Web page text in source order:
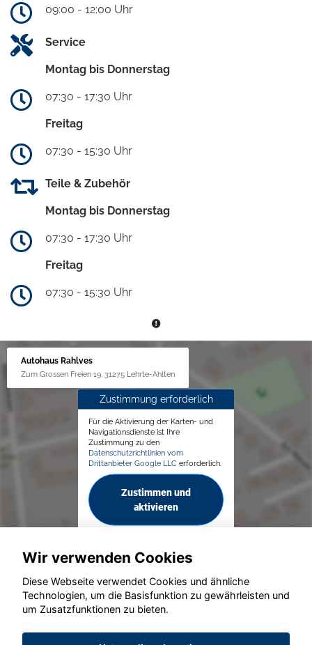
09:00 - 12:00 Uhr
Service
Montag bis Donnerstag
07:30 - 17:30 Uhr
Freitag
07:30 - 15:30 Uhr
Teile & Zubehör
Montag bis Donnerstag
07:30 - 17:30 Uhr
Freitag
07:30 - 15:30 Uhr
Autohaus Rahlves
Zum Grossen Freien 19, 31275 Lehrte-Ahlten
Zustimmung erforderlich
Für die Aktivierung der Karten- und
Navigationsdienste ist Ihre
Zustimmung zu den
Datenschutzrichtlinien vom
Drittanbieter Google LLC erforderlich.
Zustimmen und
aktivieren
© konjunkturmotor.de GmbH 2020 - 2026
Wir verwenden Cookies
Diese Webseite verwendet Cookies und ähnliche
Technologien, um die Basisfunktion zu gewährleisten und
um Zusatzfunktionen zu bieten.